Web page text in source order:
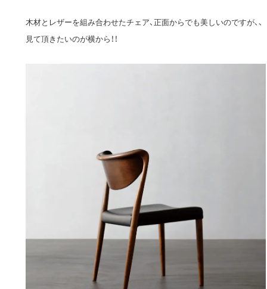
木材とレザーを組み合わせたチェア、正面からでも美しいのですが、、
見て頂きたいのが横から！！